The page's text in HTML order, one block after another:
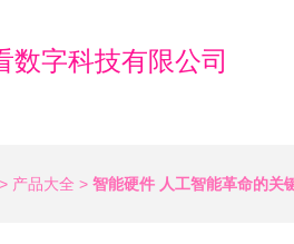
数字科技有限公司
> 产品大全 > 智能硬件 人工智能革命的关